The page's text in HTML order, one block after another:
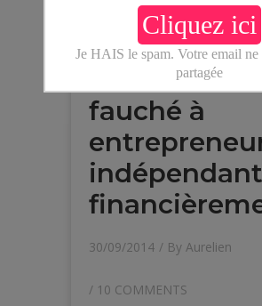
Comment je
suis passé
d’étudiant
fauché à
indépendant
30/09/2014 / By Aurelien
/ 10 COMMENTS